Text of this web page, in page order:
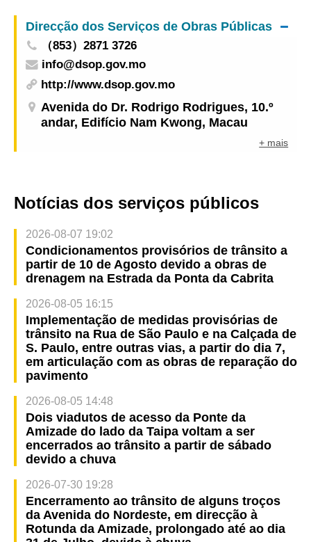
ensino superior
Direcção dos Serviços de Obras Públicas
（853）2871 3726
info@dsop.gov.mo
http://www.dsop.gov.mo
Avenida do Dr. Rodrigo Rodrigues, 10.º
andar, Edifício Nam Kwong, Macau
+ mais
Notícias dos serviços públicos
2026-08-07 19:02
Condicionamentos provisórios de trânsito a
partir de 10 de Agosto devido a obras de
drenagem na Estrada da Ponta da Cabrita
2026-08-05 16:15
Implementação de medidas provisórias de
trânsito na Rua de São Paulo e na Calçada de
S. Paulo, entre outras vias, a partir do dia 7,
em articulação com as obras de reparação do
pavimento
2026-08-05 14:48
Dois viadutos de acesso da Ponte da
Amizade do lado da Taipa voltam a ser
encerrados ao trânsito a partir de sábado
devido a chuva
2026-07-30 19:28
Encerramento ao trânsito de alguns troços
da Avenida do Nordeste, em direcção à
Rotunda da Amizade, prolongado até ao dia